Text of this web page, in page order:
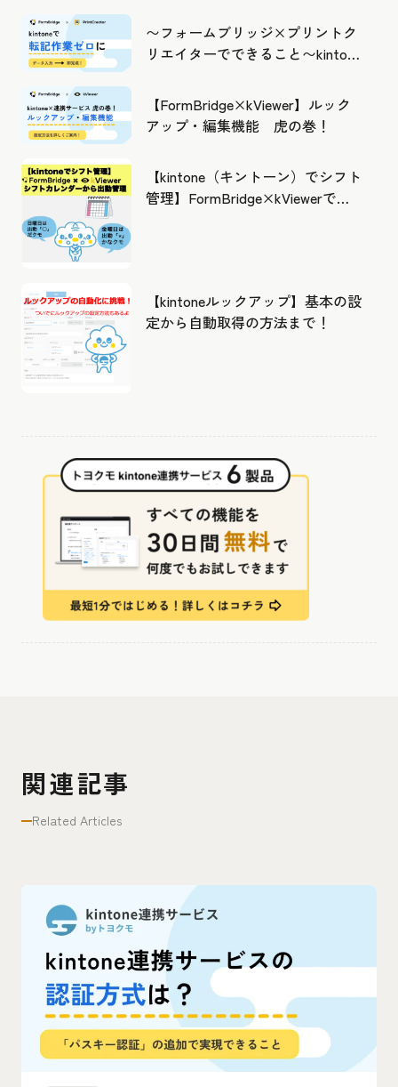
〜フォームブリッジ×プリントク
リエイターでできること〜kintone
【FormBridge×kViewer】ルック
アップ・編集機能 虎の巻！
【kintone（キントーン）でシフト
管理】FormBridge×kViewerで作
【kintoneルックアップ】基本の設
定から自動取得の方法まで！
関連記事
Related Articles